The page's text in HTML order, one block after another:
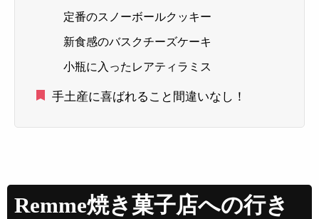
定番のスノーボールクッキー
新食感のバスクチーズケーキ
小瓶に入ったレアティラミス
手土産に喜ばれること間違いなし！
Remme焼き菓子店への行き